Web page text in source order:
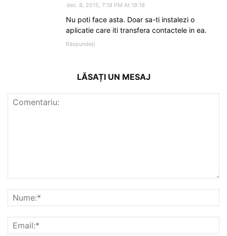
dec. 8, 2015, 7:18 PM At 19:18
Nu poti face asta. Doar sa-ti instalezi o
aplicatie care iti transfera contactele in ea.
Răspundeți
LĂSAȚI UN MESAJ